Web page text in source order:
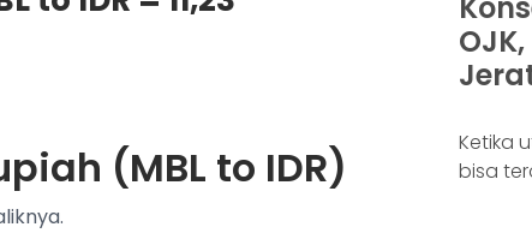
(MBL to IDR)
Ketika
bisa